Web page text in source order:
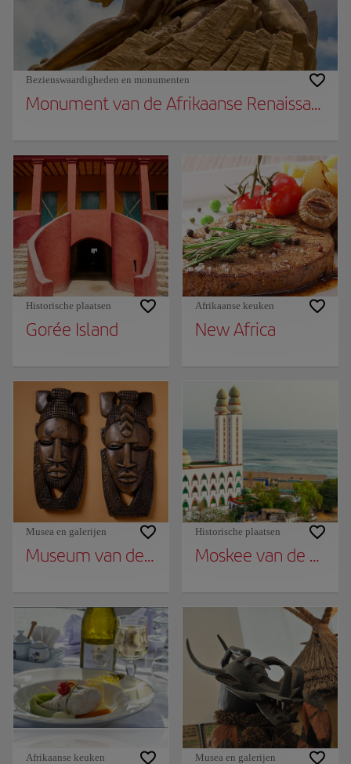
Bezienswaardigheden en monumenten
Monument van de Afrikaanse Renaissance
Historische plaatsen
Gorée Island
Afrikaanse keuken
New Africa
Musea en galerijen
Museum van de Zwarte Beschavingen
Historische plaatsen
Moskee van de
Afrikaanse keuken Musea en galerijen